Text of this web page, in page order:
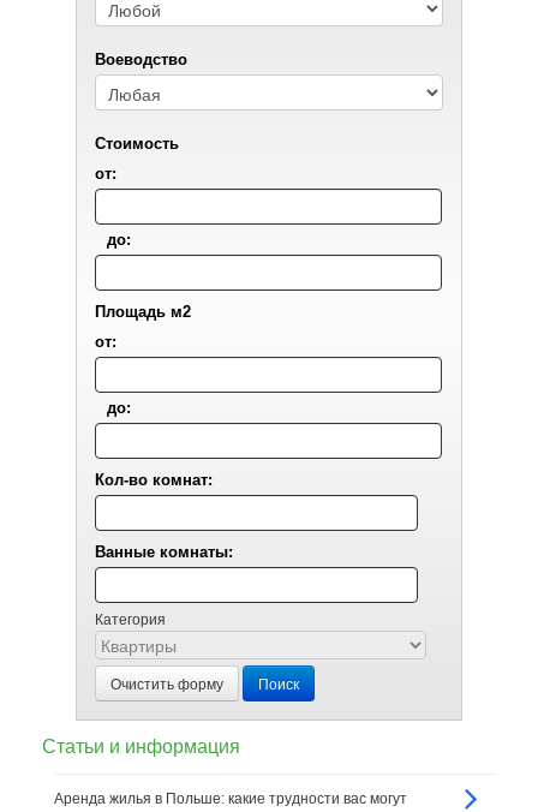
Воеводствo
Стоимость
от:
до:
Площадь м2
от:
до:
Кол-во комнат:
Ванные комнаты:
Категория
Очистить форму Поиск
Статьи и информация
Аренда жилья в Польше: какие трудности вас могут